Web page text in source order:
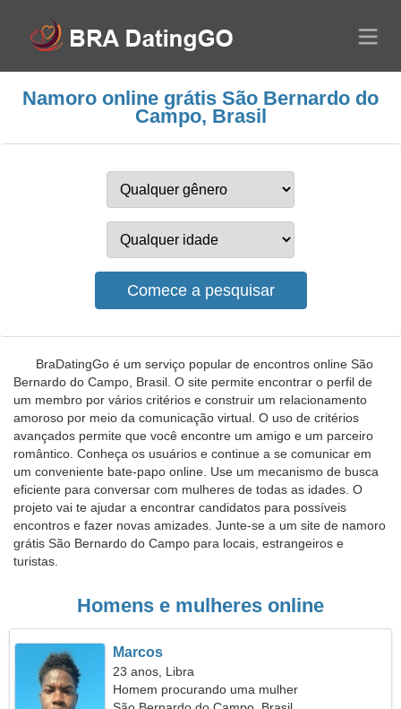
Namoro online grátis São Bernardo do
Campo, Brasil
BraDatingGo é um serviço popular de encontros online São
Bernardo do Campo, Brasil. O site permite encontrar o perfil de
um membro por vários critérios e construir um relacionamento
amoroso por meio da comunicação virtual. O uso de critérios
avançados permite que você encontre um amigo e um parceiro
romântico. Conheça os usuários e continue a se comunicar em
um conveniente bate-papo online. Use um mecanismo de busca
eficiente para conversar com mulheres de todas as idades. O
projeto vai te ajudar a encontrar candidatos para possíveis
encontros e fazer novas amizades. Junte-se a um site de namoro
grátis São Bernardo do Campo para locais, estrangeiros e
turistas.
Homens e mulheres online
Marcos
23 anos, Libra
Homem procurando uma mulher